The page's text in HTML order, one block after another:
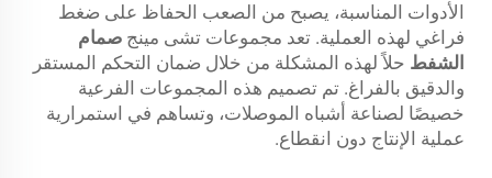
الأدوات المناسبة، يصبح من الصعب الحفاظ على ضغط
فراغي لهذه العملية. تعد مجموعات تشى مينج صمام
الشفط حلاً لهذه المشكلة من خلال ضمان التحكم المستقر
والدقيق بالفراغ. تم تصميم هذه المجموعات الفرعية
خصيصًا لصناعة أشباه الموصلات، وتساهم في استمرارية
عملية الإنتاج دون انقطاع.